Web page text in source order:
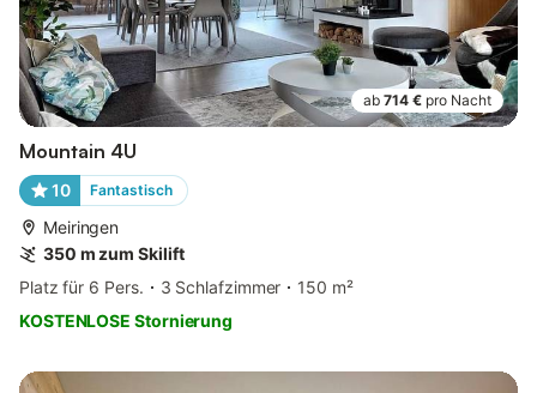
ab 714 € pro Nacht
Mountain 4U
10 Fantastisch
Meiringen
350 m zum Skilift
Platz für 6 Pers.
3 Schlafzimmer
150 m²
KOSTENLOSE Stornierung